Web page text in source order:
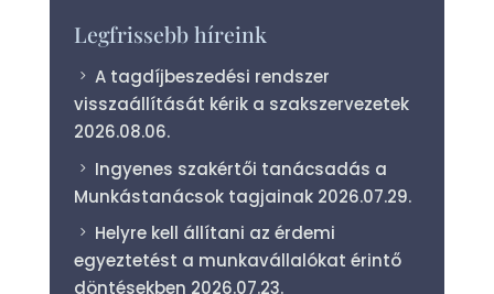
Legfrissebb híreink
A tagdíjbeszedési rendszer
visszaállítását kérik a szakszervezetek
2026.08.06.
Ingyenes szakértői tanácsadás a
Munkástanácsok tagjainak 2026.07.29.
Helyre kell állítani az érdemi
egyeztetést a munkavállalókat érintő
döntésekben 2026.07.23.